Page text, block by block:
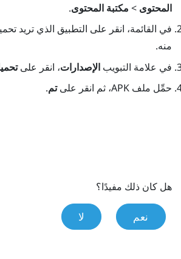
المحتوى > مكتبة المحتوى.
في القائمة، انقر على التطبيق الذي تريد
منه.
في علامة التبويب الإصدارات، انقر على
حمِّل ملف APK، ثم انقر على
تم.
هل كان ذلك مفيدًا؟
نعم لا